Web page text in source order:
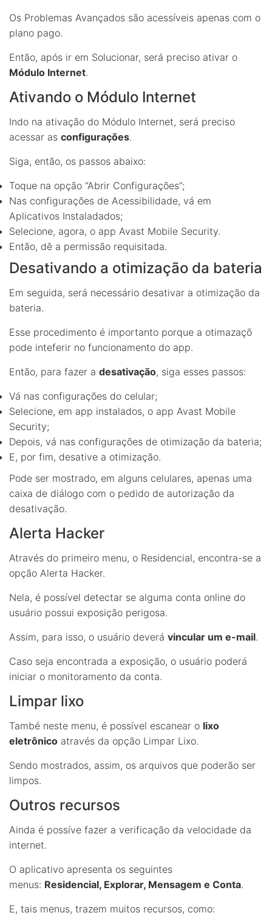
Os Problemas Avançados são acessíveis apenas com o
plano pago.
Então, após ir em Solucionar, será preciso ativar o
Módulo Internet.
Ativando o Módulo Internet
Indo na ativação do Módulo Internet, será preciso
acessar as configurações.
Siga, então, os passos abaixo:
Toque na opção “Abrir Configurações”;
Nas configurações de Acessibilidade, vá em
Aplicativos Instaladados;
Selecione, agora, o app Avast Mobile Security.
Então, dê a permissão requisitada.
Desativando a otimização da bateria
Em seguida, será necessário desativar a otimização da
bateria.
Esse procedimento é importanto porque a otimazaçõ
pode inteferir no funcionamento do app.
Então, para fazer a desativação, siga esses passos:
Vá nas configurações do celular;
Selecione, em app instalados, o app Avast Mobile
Security;
Depois, vá nas configurações de otimização da bateria;
E, por fim, desative a otimização.
Pode ser mostrado, em alguns celulares, apenas uma
caixa de diálogo com o pedido de autorização da
desativação.
Alerta Hacker
Através do primeiro menu, o Residencial, encontra-se a
opção Alerta Hacker.
Nela, é possível detectar se alguma conta online do
usuário possui exposição perigosa.
Assim, para isso, o usuário deverá vincular um e-mail.
Caso seja encontrada a exposição, o usuário poderá
iniciar o monitoramento da conta.
Limpar lixo
També neste menu, é possível escanear o lixo
eletrônico através da opção Limpar Lixo.
Sendo mostrados, assim, os arquivos que poderão ser
limpos.
Outros recursos
Ainda é possíve fazer a verificação da velocidade da
internet.
O aplicativo apresenta os seguintes
menus: Residencial, Explorar, Mensagem e Conta.
E, tais menus, trazem muitos recursos, como: